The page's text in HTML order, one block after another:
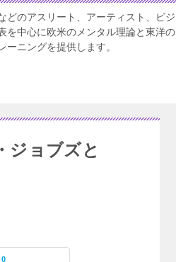
どのアスリート、アーティスト、ビジ
を中心に欧米のメンタル理論と東洋の
ニングを提供します。
ジョブズと
0